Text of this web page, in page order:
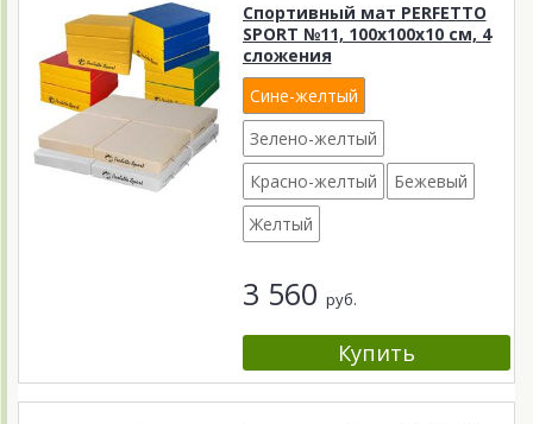
Спортивный мат PERFETTO
SPORT №11, 100х100х10 см, 4
сложения
Сине-желтый
Зелено-желтый
Красно-желтый
Бежевый
Желтый
3 560 руб.